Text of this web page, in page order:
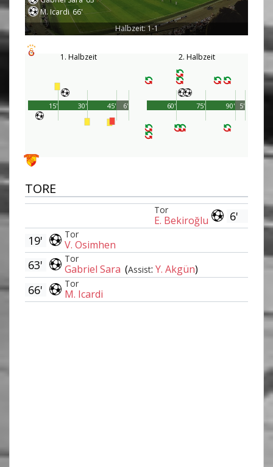
M. Icardi 66'
Halbzeit: 1-1
1. Halbzeit
45'
15' 30' 6'
2. Halbzeit
90'
60' 75' 5'
TORE
6'
Tor
E. Bekiroğlu
Tor
V. Osimhen
19'
Tor
Gabriel Sara (Assist: Y. Akgün)
63'
Tor
M. Icardi
66'